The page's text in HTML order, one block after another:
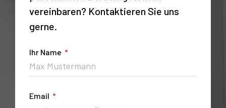
vereinbaren? Kontaktieren Sie uns
gerne.
Ihr Name
Email